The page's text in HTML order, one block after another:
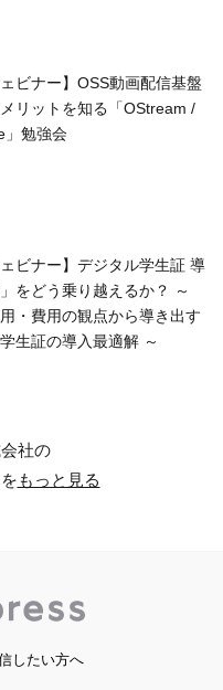
ェビナー】OSS動画配信基盤
リットを知る「OStream /
」勉強会
ェビナー】デジタル学生証 導
をどう乗り越えるか？ ～
・費用の観点から導き出す
生証の導入最適解 ～
社の
もっと見る
したい方へ